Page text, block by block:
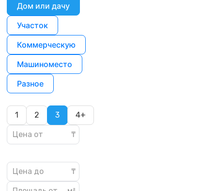
Дом или дачу
Участок
Коммерческую
Машиноместо
Разное
1 2 3 4+